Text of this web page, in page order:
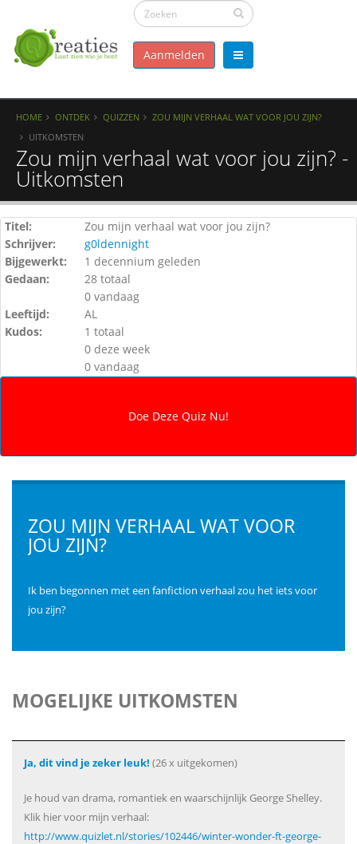
Aanmelden
HOME ONTDEK QUIZZEN
ZOU MIJN VERHAAL WAT VOOR JOU ZIJN?
UITKOMSTEN
Zou mijn verhaal wat voor jou zijn? -
Uitkomsten
Titel:
Zou mijn verhaal wat voor jou zijn?
Schrijver:
g0ldennight
Bijgewerkt:
1 decennium geleden
Gedaan:
28 totaal
0 vandaag
Leeftijd:
AL
Kudos:
1 totaal
0 deze week
0 vandaag
ZOU MIJN VERHAAL WAT VOOR
JOU ZIJN?
Ik ben begonnen met een fanfiction verhaal zou het iets voor
jou zijn?
MOGELIJKE UITKOMSTEN
Ja, dit vind je zeker leuk! (26 x uitgekomen)
Je houd van drama, romantiek en waarschijnlijk George Shelley.
Klik hier voor mijn verhaal:
http://www.quizlet.nl/stories/102446/winter-wonder-ft-george-